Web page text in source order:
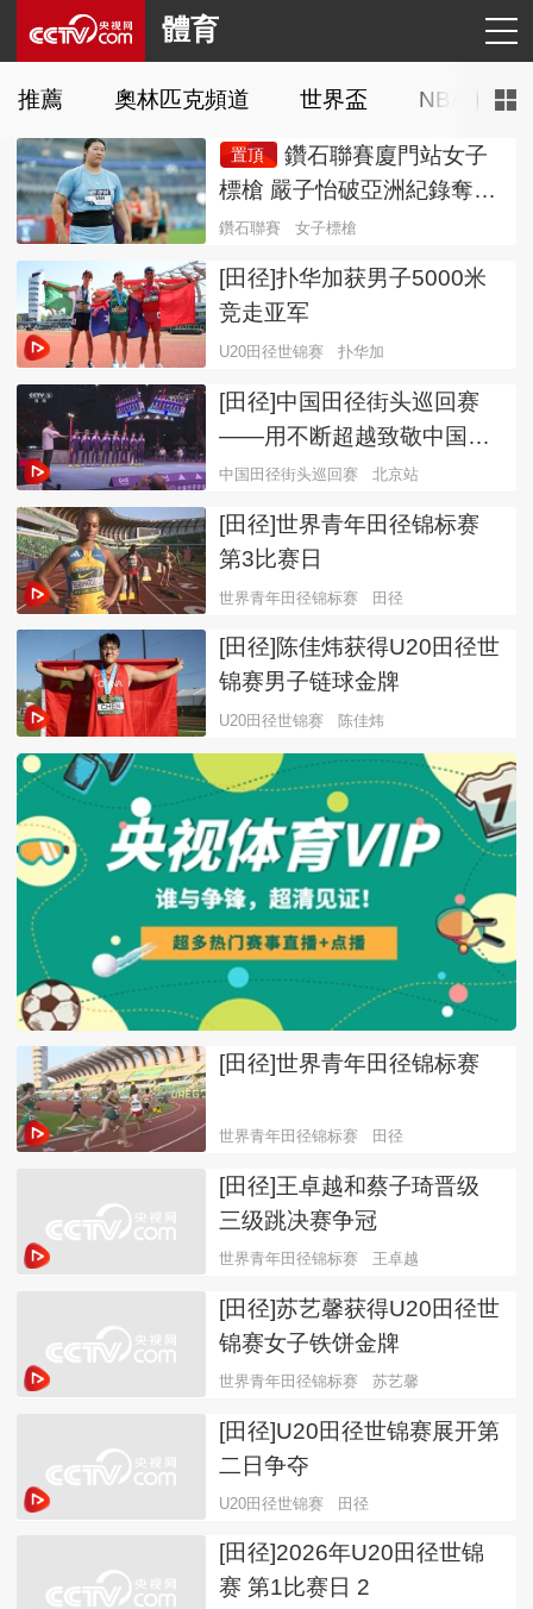
體育
推薦 奧林匹克頻道 世界盃 NBA
置頂
鑽石聯賽廈門站女子
標槍 嚴子怡破亞洲紀錄奪冠
鑽石聯賽 女子標槍
[田径]扑华加获男子5000米
竞走亚军
U20田径世锦赛 扑华加
[田径]中国田径街头巡回赛
——用不断超越致敬中国田
径
中国田径街头巡回赛 北京站
[田径]世界青年田径锦标赛
第3比赛日
世界青年田径锦标赛 田径
[田径]陈佳炜获得U20田径世
锦赛男子链球金牌
U20田径世锦赛 陈佳炜
[田径]世界青年田径锦标赛
世界青年田径锦标赛 田径
[田径]王卓越和蔡子琦晋级
三级跳决赛争冠
世界青年田径锦标赛 王卓越
[田径]苏艺馨获得U20田径世
锦赛女子铁饼金牌
世界青年田径锦标赛 苏艺馨
[田径]U20田径世锦赛展开第
二日争夺
U20田径世锦赛 田径
[田径]2026年U20田径世锦
赛 第1比赛日 2